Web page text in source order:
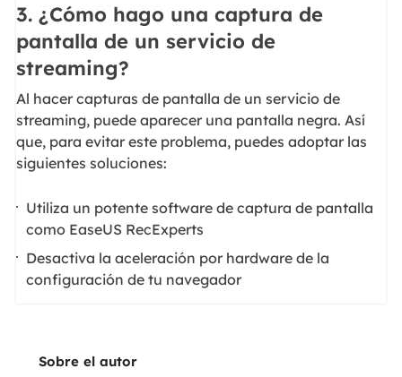
3. ¿Cómo hago una captura de
pantalla de un servicio de
streaming?
Al hacer capturas de pantalla de un servicio de
streaming, puede aparecer una pantalla negra. Así
que, para evitar este problema, puedes adoptar las
siguientes soluciones:
Utiliza un potente software de captura de pantalla
como EaseUS RecExperts
Desactiva la aceleración por hardware de la
configuración de tu navegador
Sobre el autor